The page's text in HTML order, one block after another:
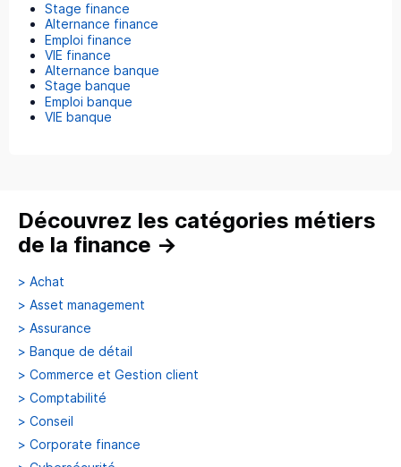
Stage finance
Alternance finance
Emploi finance
VIE finance
Alternance banque
Stage banque
Emploi banque
VIE banque
Découvrez les catégories métiers
de la finance →
> Achat
> Asset management
> Assurance
> Banque de détail
> Commerce et Gestion client
> Comptabilité
> Conseil
> Corporate finance